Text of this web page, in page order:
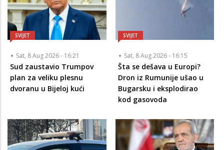
SVIJET
Sat, 8 Aug 2026 - 16:21
Sud zaustavio Trumpov
plan za veliku plesnu
dvoranu u Bijeloj kući
SVIJET
Sat, 8 Aug 2026 - 16:15
Šta se dešava u Europi?
Dron iz Rumunije ušao u
Bugarsku i eksplodirao
kod gasovoda